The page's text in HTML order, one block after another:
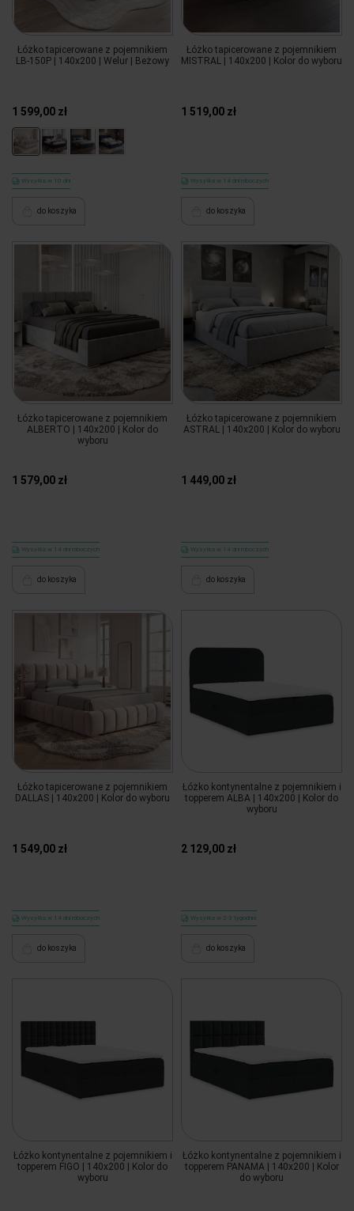
Łóżko tapicerowane z pojemnikiem
LB-150P | 140x200 | Welur | Beżowy
1 599,00 zł
Wysyłka w 10 dni
do koszyka
Łóżko tapicerowane z pojemnikiem
MISTRAL | 140x200 | Kolor do wyboru
1 519,00 zł
Wysyłka w 14 dni roboczych
do koszyka
Łóżko tapicerowane z pojemnikiem
ALBERTO | 140x200 | Kolor do
wyboru
1 579,00 zł
Wysyłka w 14 dni roboczych
do koszyka
Łóżko tapicerowane z pojemnikiem
ASTRAL | 140x200 | Kolor do wyboru
1 449,00 zł
Wysyłka w 14 dni roboczych
do koszyka
Łóżko tapicerowane z pojemnikiem
DALLAS | 140x200 | Kolor do wyboru
1 549,00 zł
Wysyłka w 14 dni roboczych
do koszyka
Łóżko kontynentalne z pojemnikiem i
topperem ALBA | 140x200 | Kolor do
wyboru
2 129,00 zł
Wysyłka w 2-3 tygodnie
do koszyka
Łóżko kontynentalne z pojemnikiem i
topperem FIGO | 140x200 | Kolor do
wyboru
Łóżko kontynentalne z pojemnikiem i
topperem PANAMA | 140x200 | Kolor
do wyboru